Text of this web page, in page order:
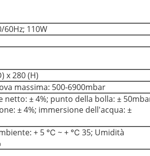
60Hz; 110W
x 280 (H)
massima: 500-6900mbar
netto: ± 4%; punto della bolla: ±
± 4%; immersione dell'acqua: ±
+ 5 ℃ ~ + ℃ 35; Umidità